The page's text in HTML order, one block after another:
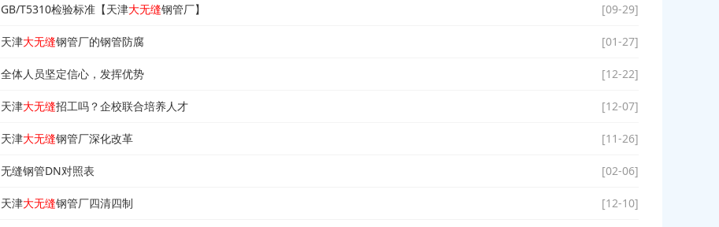
[09-29]
GB/T5310检验标准【天津大无缝钢管厂】
[01-27]
天津大无缝钢管厂的钢管防腐
[12-22]
全体人员坚定信心，发挥优势
[12-07]
天津大无缝招工吗？企校联合培养人才
[11-26]
天津大无缝钢管厂深化改革
[02-06]
无缝钢管DN对照表
[12-10]
天津大无缝钢管厂四清四制